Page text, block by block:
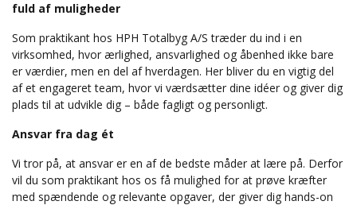
fuld af muligheder
Som praktikant hos HPH Totalbyg A/S træder du ind i en
virksomhed, hvor ærlighed, ansvarlighed og åbenhed ikke bare
er værdier, men en del af hverdagen. Her bliver du en vigtig del
af et engageret team, hvor vi værdsætter dine idéer og giver dig
plads til at udvikle dig – både fagligt og personligt.
Ansvar fra dag ét
Vi tror på, at ansvar er en af de bedste måder at lære på. Derfor
vil du som praktikant hos os få mulighed for at prøve kræfter
med spændende og relevante opgaver, der giver dig hands-on